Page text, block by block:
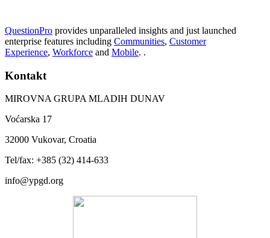
QuestionPro provides unparalleled insights and just launched
enterprise features including Communities, Customer
Experience, Workforce and Mobile. .
Kontakt
MIROVNA GRUPA MLADIH DUNAV
Voćarska 17
32000 Vukovar, Croatia
Tel/fax: +385 (32) 414-633
info@ypgd.org